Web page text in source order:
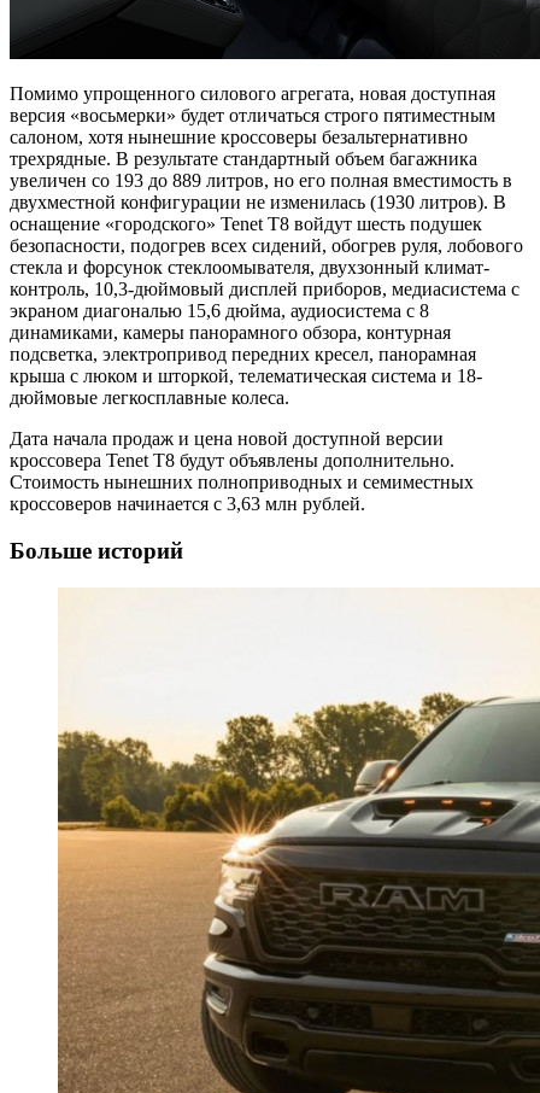
Помимо упрощенного силового агрегата, новая доступная
версия «восьмерки» будет отличаться строго пятиместным
салоном, хотя нынешние кроссоверы безальтернативно
трехрядные. В результате стандартный объем багажника
увеличен со 193 до 889 литров, но его полная вместимость в
двухместной конфигурации не изменилась (1930 литров). В
оснащение «городского» Tenet T8 войдут шесть подушек
безопасности, подогрев всех сидений, обогрев руля, лобового
стекла и форсунок стеклоомывателя, двухзонный климат-
контроль, 10,3-дюймовый дисплей приборов, медиасистема с
экраном диагональю 15,6 дюйма, аудиосистема с 8
динамиками, камеры панорамного обзора, контурная
подсветка, электропривод передних кресел, панорамная
крыша с люком и шторкой, телематическая система и 18-
дюймовые легкосплавные колеса.
Дата начала продаж и цена новой доступной версии
кроссовера Tenet T8 будут объявлены дополнительно.
Стоимость нынешних полноприводных и семиместных
кроссоверов начинается с 3,63 млн рублей.
Больше историй